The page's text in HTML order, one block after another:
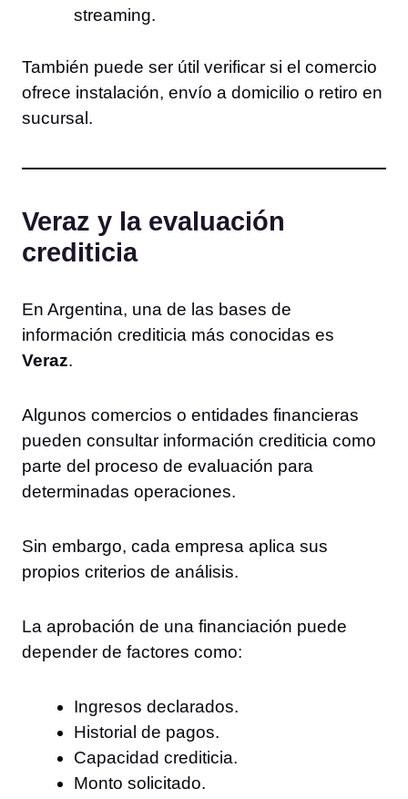
streaming.
También puede ser útil verificar si el comercio
ofrece instalación, envío a domicilio o retiro en
sucursal.
Veraz y la evaluación
crediticia
En Argentina, una de las bases de
información crediticia más conocidas es
Veraz.
Algunos comercios o entidades financieras
pueden consultar información crediticia como
parte del proceso de evaluación para
determinadas operaciones.
Sin embargo, cada empresa aplica sus
propios criterios de análisis.
La aprobación de una financiación puede
depender de factores como:
Ingresos declarados.
Historial de pagos.
Capacidad crediticia.
Monto solicitado.